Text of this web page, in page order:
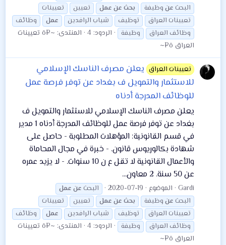
البحث عن وظيفة بحث عن عمل تعيين
تعيينات
تعيينات العراق
توظيف شباب الرافدين عمل
وظائف
وظائف العراق
وظيفة الردود: 4 المنتدى:
~¤ô تعيينات
العراق ô¤~
تعيينات العراق يعلن مصرف الناسك الإسلامي
للاستثمار والتمويل ف بغداد عن توفر فرصة عمل
للوظائف المدرجة أدناه
يعلن مصرف الناسك الإسلامي للاستثمار والتمويل ف
بغداد عن توفر فرصة عمل للوظائف المدرجة أدناه 1 مدير
في قسم القانونية: المؤهلات المطلوبة - حاصل على
شهادة بكالوريوس قانون. - خبرة في مجال المحاماة
والأعمال القانونية لا تقل ع ن 10 سنوات. - لا يزيد عمره
عن 50 سنة. 2 معاون...
Gardi الموضوع 2020-07-19 البحث عن عمل
البحث عن وظيفة بحث عن عمل تعيين
تعيينات
تعيينات العراق
توظيف شباب الرافدين عمل
وظائف
وظائف العراق
وظيفة الردود: 4 المنتدى:
~¤ô تعيينات
العراق ô¤~